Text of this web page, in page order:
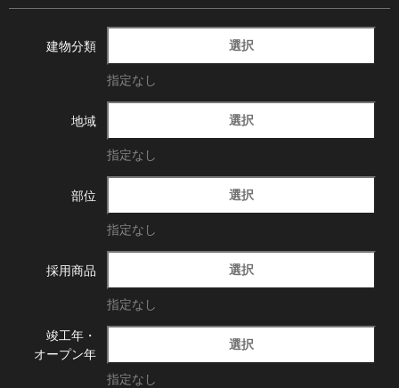
建物分類 選択
指定なし
地域 選択
指定なし
部位 選択
指定なし
採用商品 選択
指定なし
竣工年・
オープン年
選択
指定なし